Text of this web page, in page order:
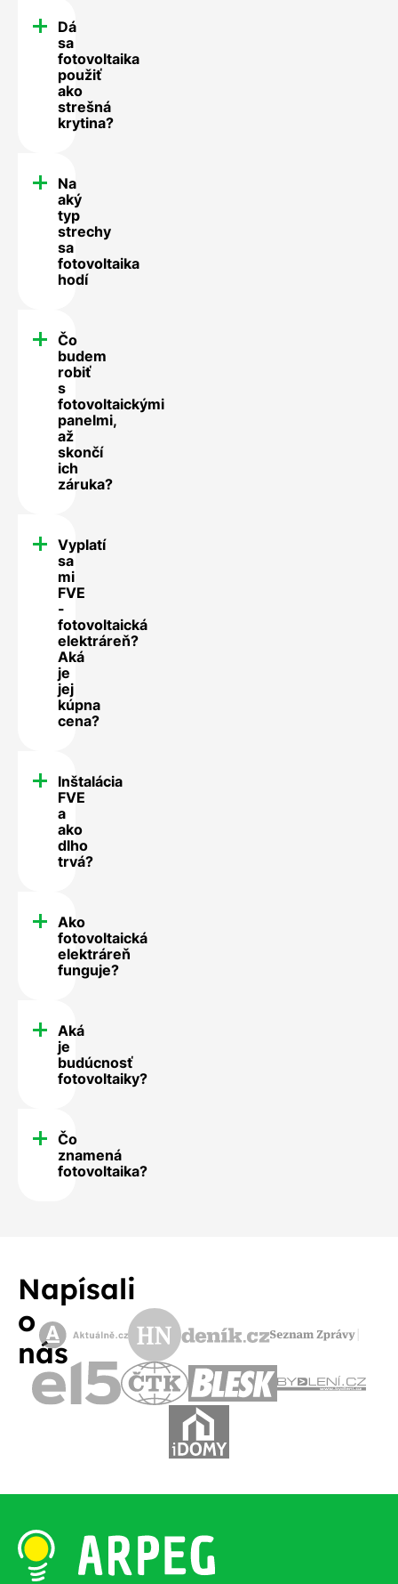
Dá
sa
fotovoltaika
použiť
ako
strešná
krytina?
Na
aký
typ
strechy
sa
fotovoltaika
hodí
Čo
budem
robiť
s
fotovoltaickými
panelmi,
až
skončí
ich
záruka?
Vyplatí
sa
mi
FVE
-
fotovoltaická
elektráreň?
Aká
je
jej
kúpna
cena?
Inštalácia
FVE
a
ako
dlho
trvá?
Ako
fotovoltaická
elektráreň
funguje?
Aká
je
budúcnosť
fotovoltaiky?
Čo
znamená
fotovoltaika?
Napísali
o
nás